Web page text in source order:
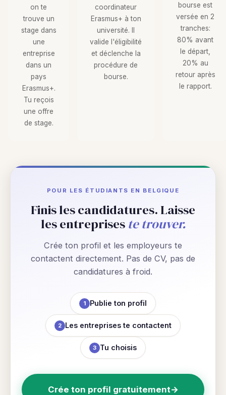
on te
trouve un
stage dans
une
entreprise
dans un
pays
Erasmus+.
Tu reçois
une offre
de stage.
coordinateur
Erasmus+ à ton
université. Il
valide l'éligibilité
et déclenche la
procédure de
bourse.
bourse est
versée en 2
tranches:
80% avant
le départ,
20% au
retour après
le rapport.
POUR LES ÉTUDIANTS EN BELGIQUE
Finis les candidatures. Laisse
les entreprises te trouver.
Crée ton profil et les employeurs te
contactent directement. Pas de CV, pas de
candidatures à froid.
1 Publie ton profil
2 Les entreprises te contactent
3 Tu choisis
Crée ton profil gratuitement→